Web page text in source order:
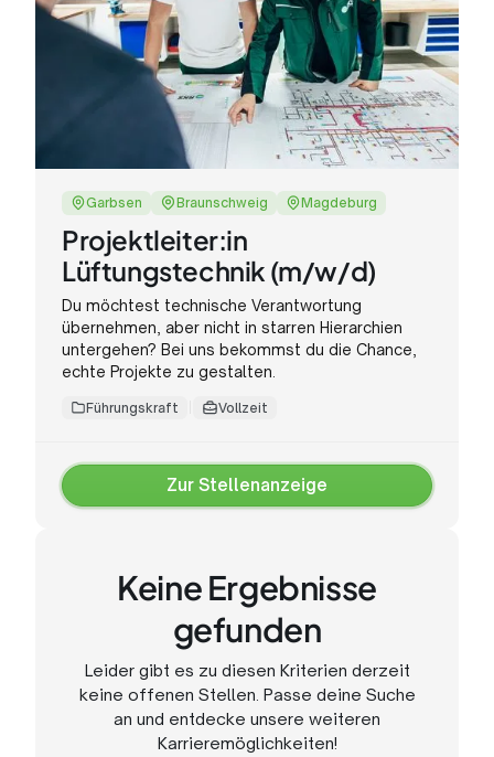
Garbsen Braunschweig Magdeburg
Projektleiter:in
Lüftungstechnik (m/w/d)
Du möchtest technische Verantwortung
übernehmen, aber nicht in starren Hierarchien
untergehen? Bei uns bekommst du die Chance,
echte Projekte zu gestalten.
Führungskraft Vollzeit
Zur Stellenanzeige
Zur
Keine Ergebnisse
gefunden
Leider gibt es zu diesen Kriterien derzeit
keine offenen Stellen. Passe deine Suche
an und entdecke unsere weiteren
Karrieremöglichkeiten!